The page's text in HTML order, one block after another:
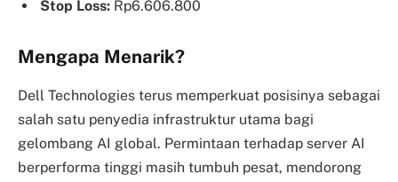
Stop Loss: Rp6.606.800
Mengapa Menarik?
Dell Technologies terus memperkuat posisinya sebagai
salah satu penyedia infrastruktur utama bagi
gelombang AI global. Permintaan terhadap server AI
berperforma tinggi masih tumbuh pesat, mendorong